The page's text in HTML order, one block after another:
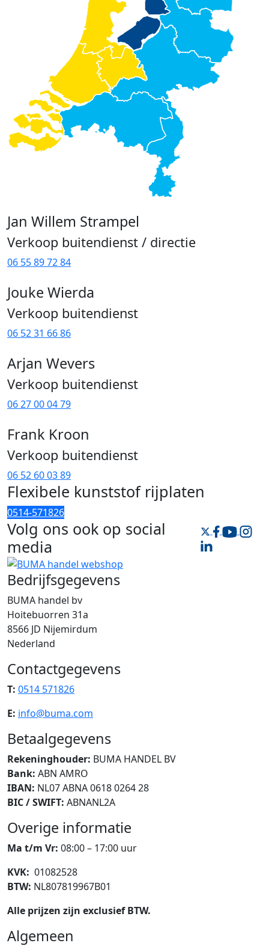
Jan Willem Strampel
Verkoop buitendienst / directie
06 55 89 72 84
Jouke Wierda
Verkoop buitendienst
06 52 31 66 86
Arjan Wevers
Verkoop buitendienst
06 27 00 04 79
Frank Kroon
Verkoop buitendienst
06 52 60 03 89
Flexibele kunststof rijplaten
0514-571826
Volg ons ook op social
media
Bedrijfsgegevens
BUMA handel bv
Hoitebuorren 31a
8566 JD Nijemirdum
Nederland
Contactgegevens
T: 0514 571826
E: info@buma.com
Betaalgegevens
Rekeninghouder: BUMA HANDEL BV
Bank: ABN AMRO
IBAN: NL07 ABNA 0618 0264 28
BIC / SWIFT: ABNANL2A
Overige informatie
Ma t/m Vr: 08:00 – 17:00 uur
KVK: 01082528
BTW: NL807819967B01
Alle prijzen zijn exclusief BTW.
Algemeen